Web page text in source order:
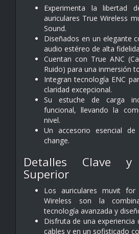
Experimenta la libertad
auriculares True Wireless
Sound.
Diseñados en un elegante
audio estéreo de alta
Cuentan con True ANC
Ruido) para una inmersión
Integran tecnología ENC
claridad excepcional.
Su estuche de carga
funcional, llevando la
nivel.
Un accesorio esencial
change.
Detalles Clave y
Superior
Los auriculares muvit for
Wireless son la
tecnología avanzada y
Disfruta de una experiencia
cables y en un sofisticado